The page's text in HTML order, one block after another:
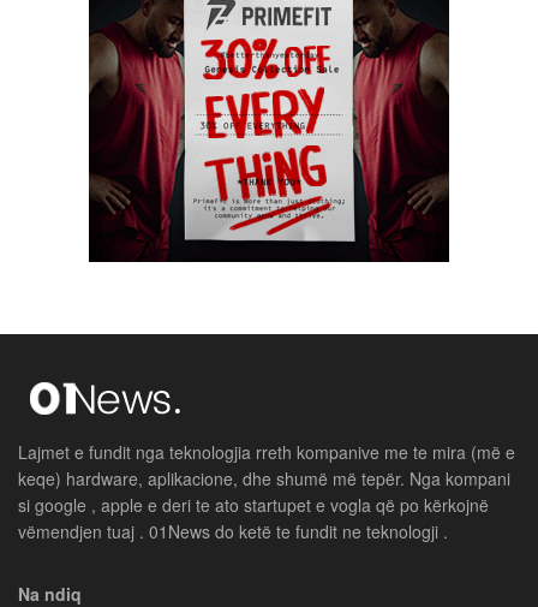
Lajmet e fundit nga teknologjia rreth kompanive me te mira (më e
keqe) hardware, aplikacione, dhe shumë më tepër. Nga kompani
si google , apple e deri te ato startupet e vogla që po kërkojnë
vëmendjen tuaj . 01News do ketë te fundit ne teknologji .
Na ndiq